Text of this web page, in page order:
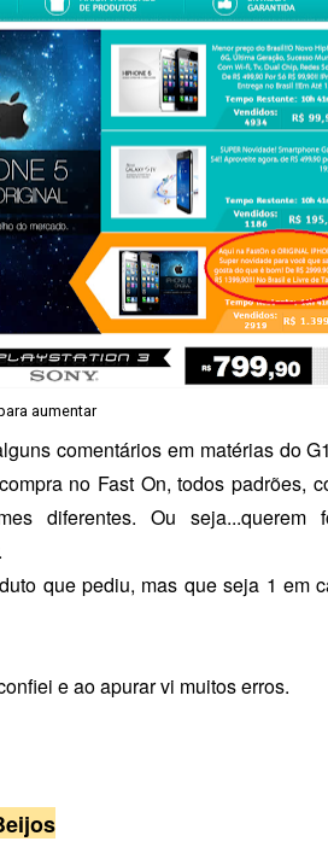
aumentar
comentários em matérias do
no Fast On, todos padrões,
diferentes. Ou seja...querem
que pediu, mas que seja 1 em
e ao apurar vi muitos erros.